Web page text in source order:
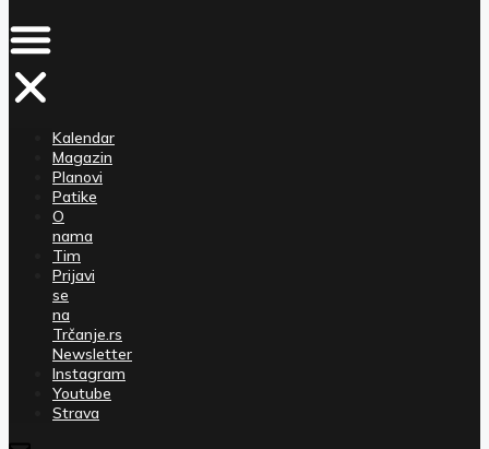
Kalendar
Magazin
Planovi
Patike
O
nama
Tim
Prijavi
se
na
Trčanje.rs
Newsletter
Instagram
Youtube
Strava